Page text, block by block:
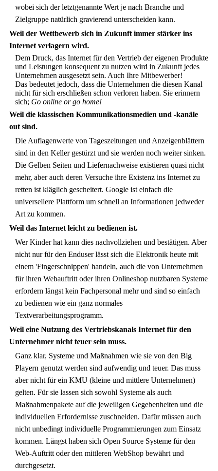
wobei sich der letztgenannte Wert je nach Branche und
Zielgruppe natürlich gravierend unterscheiden kann.
Weil der Wettbewerb sich in Zukunft immer stärker ins
Internet verlagern wird.
Dem Druck, das Internet für den Vertrieb der eigenen Produkte
und Leistungen konsequent zu nutzen wird in Zukunft jedes
Unternehmen ausgesetzt sein. Auch Ihre Mitbewerber!
Das bedeutet jedoch, dass die Unternehmen die diesen Kanal
nicht für sich erschließen schon verloren haben. Sie erinnern
sich; Go online or go home!
Weil die klassischen Kommunikationsmedien und -kanäle
out sind.
Die Auflagenwerte von Tageszeitungen und Anzeigenblättern
sind in den Keller gestürzt und sie werden noch weiter sinken.
Die Gelben Seiten und Liefernachweise existieren quasi nicht
mehr, aber auch deren Versuche ihre Existenz ins Internet zu
retten ist kläglich gescheitert. Google ist einfach die
universellere Plattform um schnell an Informationen jedweder
Art zu kommen.
Weil das Internet leicht zu bedienen ist.
Wer Kinder hat kann dies nachvollziehen und bestätigen. Aber
nicht nur für den Enduser lässt sich die Elektronik heute mit
einem 'Fingerschnippen' handeln, auch die von Unternehmen
für ihren Webauftritt oder ihren Onlineshop nutzbaren Systeme
erfordern längst kein Fachpersonal mehr und sind so einfach
zu bedienen wie ein ganz normales
Textverarbeitungsprogramm.
Weil eine Nutzung des Vertriebskanals Internet für den
Unternehmer nicht teuer sein muss.
Ganz klar, Systeme und Maßnahmen wie sie von den Big
Playern genutzt werden sind aufwendig und teuer. Das muss
aber nicht für ein KMU (kleine und mittlere Unternehmen)
gelten. Für sie lassen sich sowohl Systeme als auch
Maßnahmenpakete auf die jeweiligen Gegebenheiten und die
individuellen Erfordernisse zuschneiden. Dafür müssen auch
nicht unbedingt individuelle Programmierungen zum Einsatz
kommen. Längst haben sich Open Source Systeme für den
Web-Auftritt oder den mittleren WebShop bewährt und
durchgesetzt.